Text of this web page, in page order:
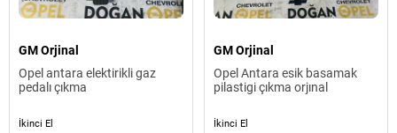
GM Orjinal
Opel antara elektirikli gaz
pedalı çıkma
İkinci El
GM Orjinal
Opel Antara esik basamak
pilastigi çıkma orjınal
İkinci El